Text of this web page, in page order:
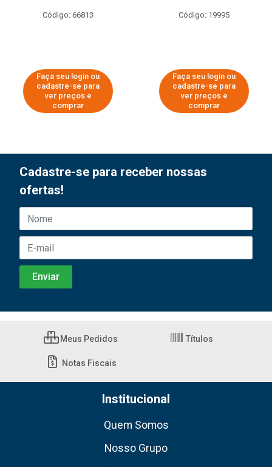
Código: 66813
Faça seu login ou
cadastre-se para
ver preços e
comprar
Código: 19995
Faça seu login ou
cadastre-se para
ver preços e
comprar
Cadastre-se para receber nossas
ofertas!
Meus Pedidos Títulos
Notas Fiscais
Institucional
Quem Somos
Nosso Grupo